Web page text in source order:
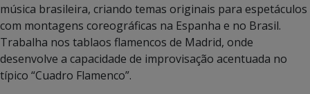
música brasileira, criando temas originais para espetáculos
com montagens coreográficas na Espanha e no Brasil.
Trabalha nos tablaos ­flamencos de Madrid, onde
desenvolve a capacidade de improvisação acentuada no
típico “Cuadro Flamenco”.